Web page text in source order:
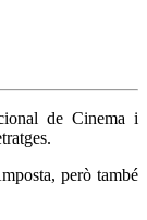
de Cinema i
però també